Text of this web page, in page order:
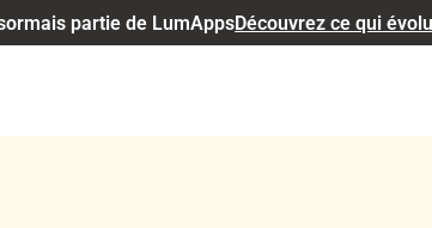
partie de LumAppsDécouvrez ce qui